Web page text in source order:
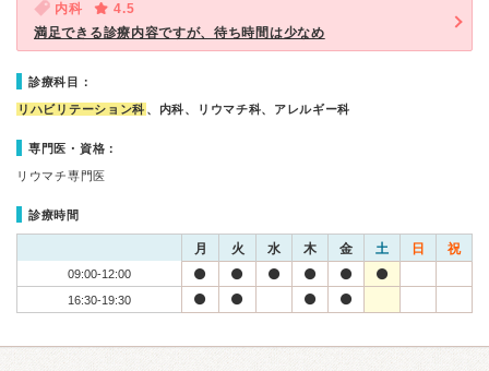
内科
4.5
満足できる診療内容ですが、待ち時間は少なめ
診療科目：
リハビリテーション科 、内科、リウマチ科、アレルギー科
専門医・資格：
リウマチ専門医
診療時間
月 火 水 木 金 土 日 祝
09:00-12:00
16:30-19:30